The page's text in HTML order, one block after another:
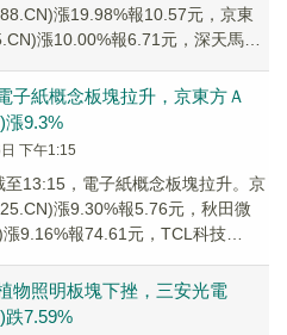
漲19.98%報10.57元，京東
漲10.00%報6.71元，深天馬Ａ
子紙概念板塊拉升，京東方Ａ
漲9.3%
下午1:15
至13:15，電子紙概念板塊拉升。京
漲9.30%報5.76元，秋田微
9.16%報74.61元，TCL科技
物照明板塊下挫，三安光電
跌7.59%